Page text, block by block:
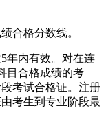
合格分数线。
年内有效。对在连
目合格成绩的考
考试合格证。注册
考生到专业阶段最